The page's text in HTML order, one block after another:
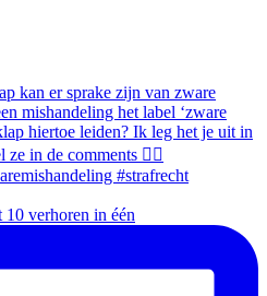
verhoren in één